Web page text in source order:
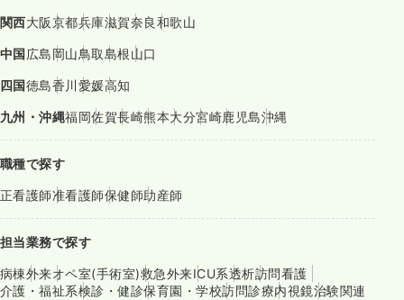
関西大阪京都兵庫滋賀奈良和歌山
中国広島岡山鳥取島根山口
四国徳島香川愛媛高知
九州・沖縄福岡佐賀長崎熊本大分宮崎鹿児島沖縄
職種で探す
正看護師准看護師保健師助産師
担当業務で探す
病棟外来オペ室(手術室)救急外来ICU系透析訪問看護
介護・福祉系検診・健診保育園・学校訪問診療内視鏡治験関連